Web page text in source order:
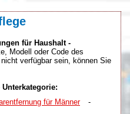
für Haushalt -
Modell oder Code des
verfügbar sein, können Sie
für Männer
-